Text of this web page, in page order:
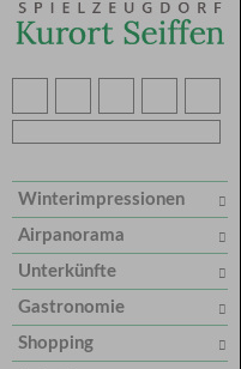
Winterimpressionen
Airpanorama
Unterkünfte
Gastronomie
Shopping